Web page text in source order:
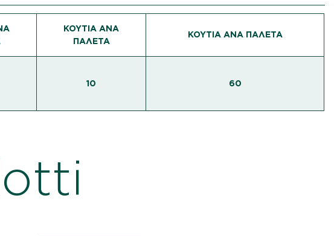
ΚΟΥΤΙΑ ΑΝΑ
ΠΑΛΕΤΑ
ΚΟΥΤΙΑ ΑΝΑ ΠΑΛΕΤΑ
10 60